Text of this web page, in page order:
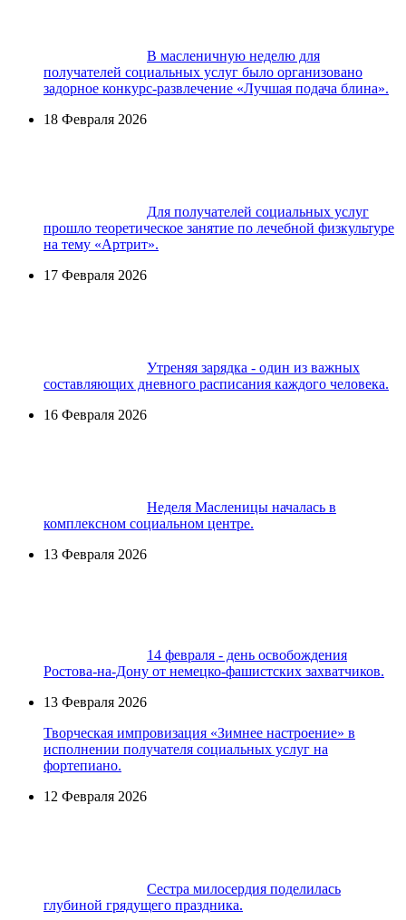
В масленичную неделю для
получателей социальных услуг было организовано
задорное конкурс-развлечение «Лучшая подача блина».
18 Февраля 2026
Для получателей социальных услуг
прошло теоретическое занятие по лечебной физкультуре
на тему «Артрит».
17 Февраля 2026
Утреняя зарядка - один из важных
составляющих дневного расписания каждого человека.
16 Февраля 2026
Неделя Масленицы началась в
комплексном социальном центре.
13 Февраля 2026
14 февраля - день освобождения
Ростова-на-Дону от немецко-фашистских захватчиков.
13 Февраля 2026
Творческая импровизация «Зимнее настроение» в
исполнении получателя социальных услуг на
фортепиано.
12 Февраля 2026
Сестра милосердия поделилась
глубиной грядущего праздника.